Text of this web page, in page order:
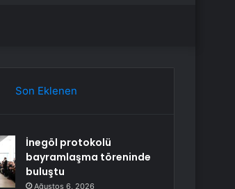
Son Eklenen
İnegöl protokolü
bayramlaşma töreninde
buluştu
Ağustos 6, 2026